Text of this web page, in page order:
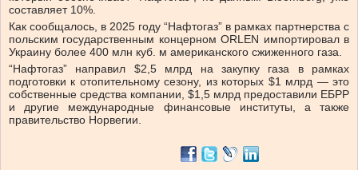
составляет 10%.
Как сообщалось, в 2025 году “Нафтогаз” в рамках партнерства с
польским государственным концерном ORLEN импортировал в
Украину более 400 млн куб. м американского сжиженного газа.
“Нафтогаз” направил $2,5 млрд на закупку газа в рамках
подготовки к отопительному сезону, из которых $1 млрд — это
собственные средства компании, $1,5 млрд предоставили ЕБРР
и другие международные финансовые институты, а также
правительство Норвегии.